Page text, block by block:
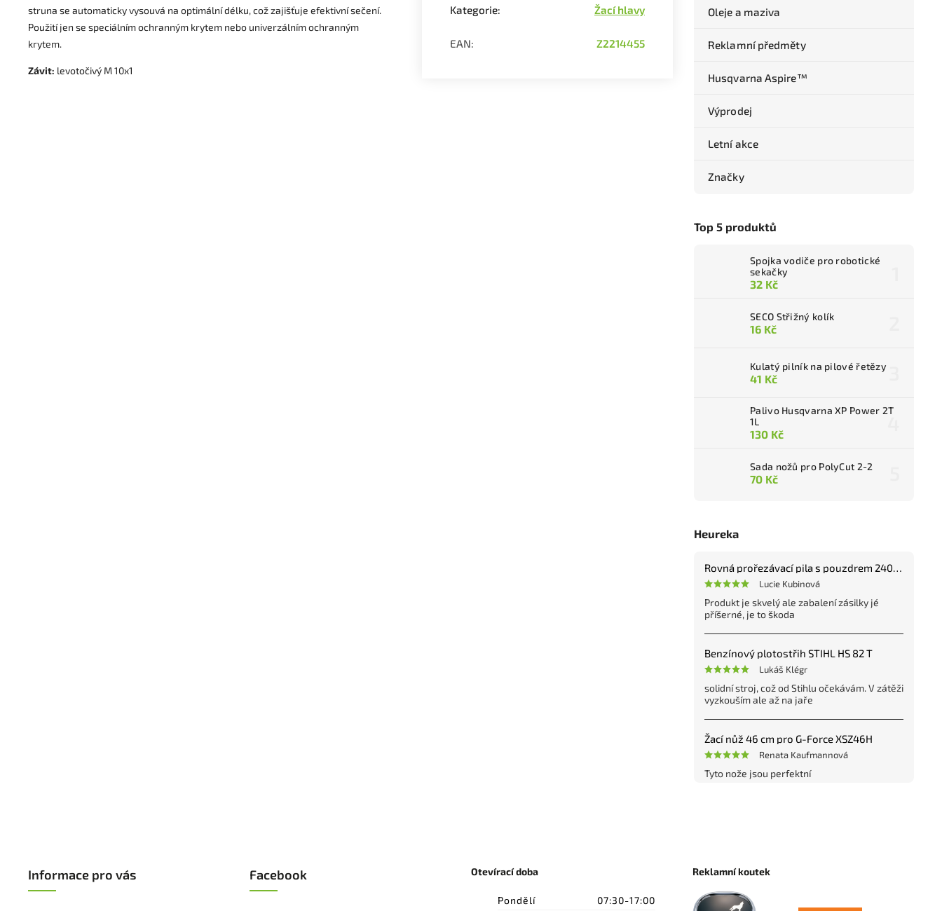
Oleje a maziva
Reklamní předměty
Husqvarna Aspire™
Výprodej
Letní akce
Značky
Top 5 produktů
Spojka vodiče pro robotické
sekačky
32 Kč
SECO Střižný kolík
16 Kč
Kulatý pilník na pilové řetězy
41 Kč
Palivo Husqvarna XP Power 2T
1L
130 Kč
Sada nožů pro PolyCut 2-2
70 Kč
Heureka
Rovná prořezávací pila s pouzdrem 240 mm
Lucie Kubinová
Produkt je skvelý ale zabalení zásilky jé
příšerné, je to škoda
Benzínový plotostřih STIHL HS 82 T
Lukáš Klégr
solidní stroj, což od Stihlu očekávám. V zátěži
vyzkouším ale až na jaře
Žací nůž 46 cm pro G-Force XSZ46H
Renata Kaufmannová
Tyto nože jsou perfektní
struna se automaticky vysouvá na optimální délku, což zajišťuje efektivní sečení.
Použití jen se speciálním ochranným krytem nebo univerzálním ochranným
krytem.
Závit: levotočivý M 10x1
Kategorie: Žací hlavy
EAN: Z2214455
Informace pro vás Facebook Otevírací doba
Pondělí
07:30-17:00
Reklamní koutek